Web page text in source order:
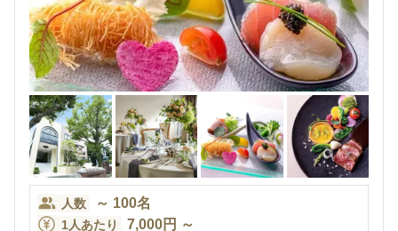
人数 ～ 100名
1人あたり 7,000円 ～